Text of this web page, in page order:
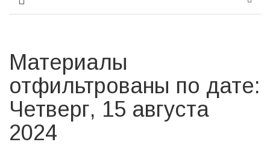
Материалы
отфильтрованы по дате:
Четверг, 15 августа
2024